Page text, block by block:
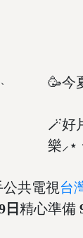
🥳今
🪄好
樂⸝⋆
共電視台
日精心準備